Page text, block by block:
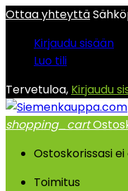
Ottaa yhteyttä
Kirjaudu sisään
Luo tili
Tervetuloa, Kirjaudu
shopping_cart
Ostoskorissasi
Toimitus